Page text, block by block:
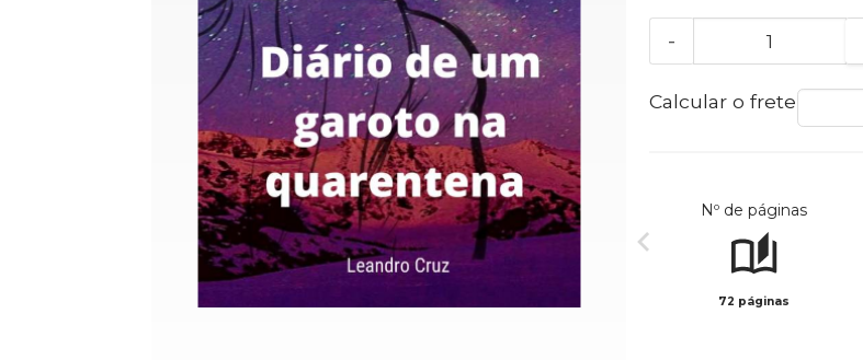
-
Calcular o frete
Nº de páginas
72 páginas